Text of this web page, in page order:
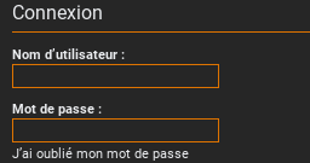
Connexion
Nom d’utilisateur :
Mot de passe :
J’ai oublié mon mot de passe